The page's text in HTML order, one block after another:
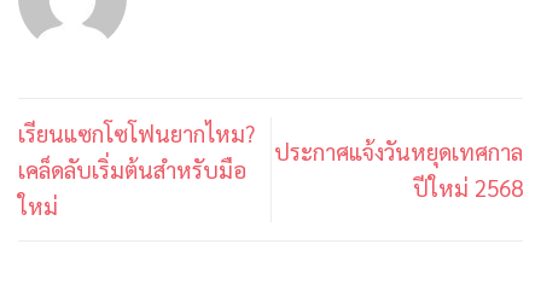
เรียนแซกโซโฟนยากไหม?
เคล็ดลับเริ่มต้นสำหรับมือ
ใหม่
ประกาศแจ้งวันหยุดเทศกาล
ปีใหม่ 2568